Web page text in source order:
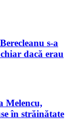
s-a
dacă erau
Melencu,
în străinătate